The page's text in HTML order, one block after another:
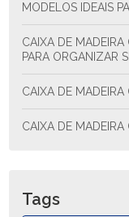
MODELOS IDEAIS
CAIXA DE MADEIRA COM DIVISÓRIAS: A SOLUÇÃO PRÁTICA
PARA ORGANIZAR
CAIXA DE
CAIXA DE MADEIRA COM DIVISÓRIAS: ORGANIZE SEU
PARA ORGANIZAR
Tags